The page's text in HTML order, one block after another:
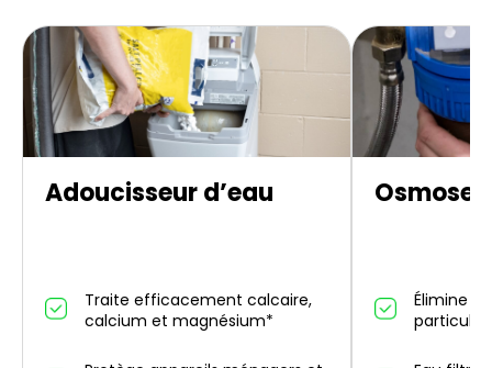
Adoucisseur d’eau
Traite efficacement calcaire,
calcium et magnésium*
Élimine